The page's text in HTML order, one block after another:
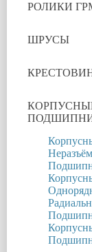
РОЛИКИ
ШРУСЫ